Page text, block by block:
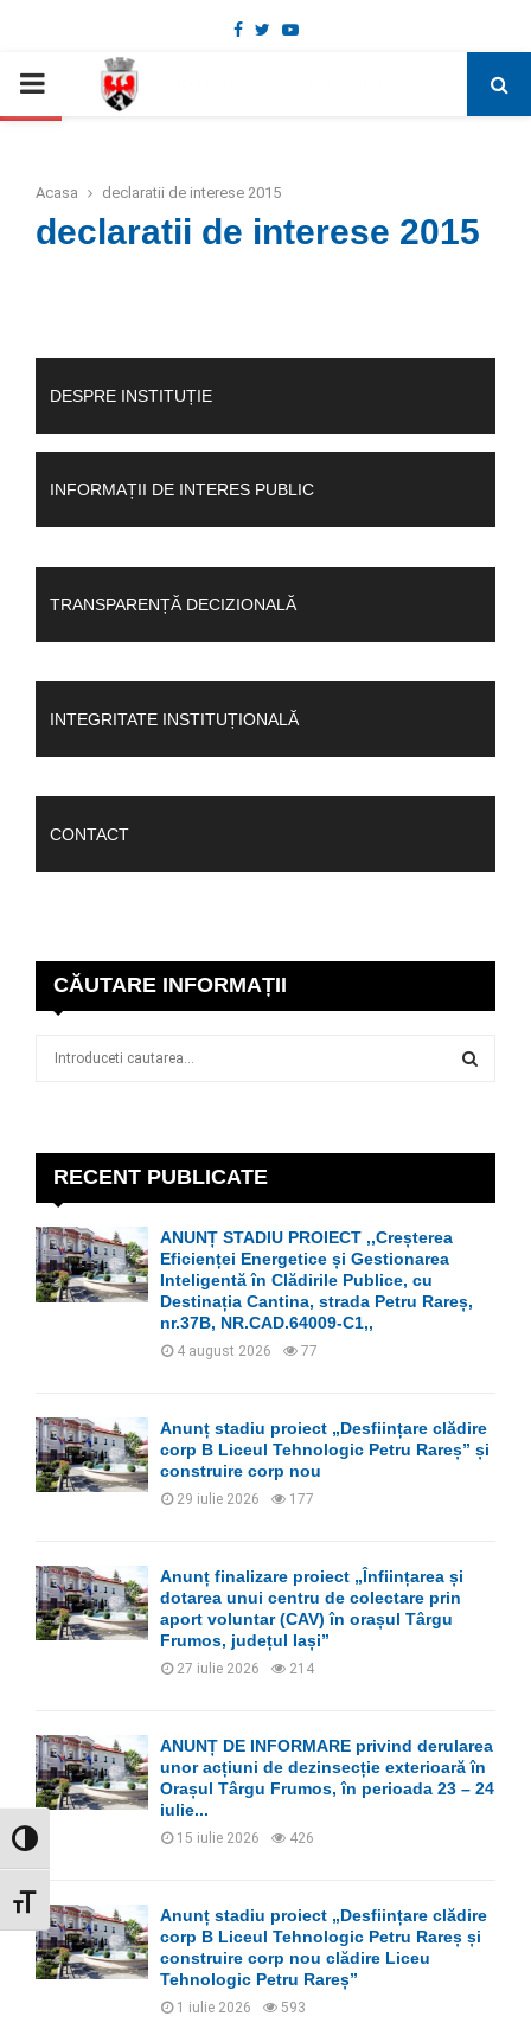
Deschide bara de unelte
GLISOR NIVEL CONTRAST
GLISOR MĂRIME FONT
Facebook
TwitterYoutube
PRIMARY
Acasa declaratii de interese 2015
declaratii de interese 2015
DESPRE INSTITUȚIE
INFORMAȚII DE INTERES PUBLIC
TRANSPARENȚĂ DECIZIONALĂ
INTEGRITATE INSTITUȚIONALĂ
CONTACT
CĂUTARE INFORMAȚII
r
:
E
A
C
RECENT PUBLICATE
ANUNȚ STADIU PROIECT ,,Creșterea
Eficienței Energetice și Gestionarea
Inteligentă în Clădirile Publice, cu
Destinația Cantina, strada Petru Rareș,
nr.37B, NR.CAD.64009-C1,,
4 august 2026 77
Anunț stadiu proiect „Desființare clădire
corp B Liceul Tehnologic Petru Rareș” și
construire corp nou
29 iulie 2026 177
Anunț finalizare proiect „Înființarea și
dotarea unui centru de colectare prin
aport voluntar (CAV) în orașul Târgu
Frumos, județul Iași”
27 iulie 2026 214
ANUNȚ DE INFORMARE privind derularea
unor acțiuni de dezinsecție exterioară în
Orașul Târgu Frumos, în perioada 23 – 24
iulie...
15 iulie 2026 426
Anunț stadiu proiect „Desființare clădire
corp B Liceul Tehnologic Petru Rareș și
construire corp nou clădire Liceu
Tehnologic Petru Rareș”
1 iulie 2026 593